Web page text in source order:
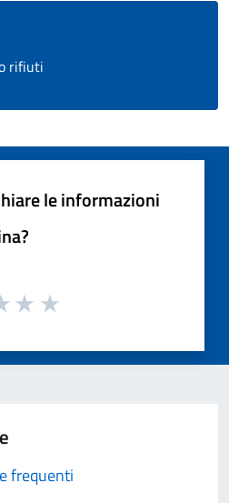
rifiuti
le informazioni
frequenti